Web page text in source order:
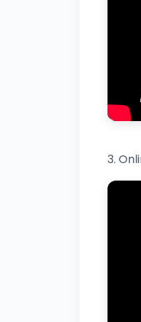
3.